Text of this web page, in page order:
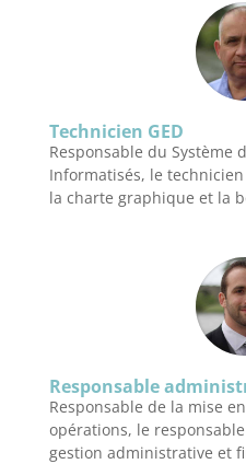
Technicien GED
Responsable du Système
Informatisés, le
la charte graphique et la
Responsable
Responsable de la mise
opérations, le
gestion administrative et